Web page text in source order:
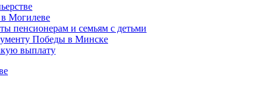
Могилеве
пенсионерам и семьям с детьми
Победы в Минске
выплату